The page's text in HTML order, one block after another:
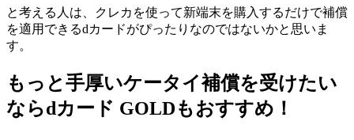
と考える人は、クレカを使って新端末を購入するだけで補償
を適用できるdカードがぴったりなのではないかと思いま
す。
もっと手厚いケータイ補償を受けたい
ならdカード GOLDもおすすめ！